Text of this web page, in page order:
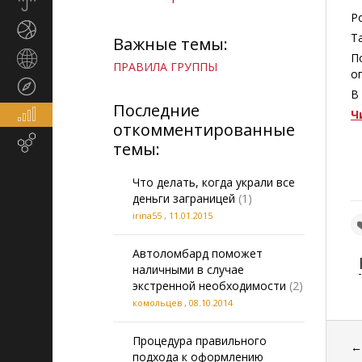
Экономика
маркетинг
Важные темы:
ПРАВИЛА ГРУППЫ
Последние
откомментированные
темы:
Что делать, когда украли все
деньги заграницей (1)
irina55 , 11.01.2015
Автоломбард поможет
наличными в случае
экстренной необходимости (2)
комольцев , 08.10.2014
Процедура правильного
подхода к оформлению
В
←